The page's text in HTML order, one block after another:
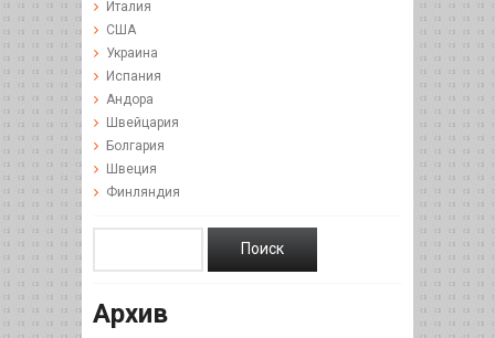
Италия
США
Украина
Испания
Андора
Швейцария
Болгария
Швеция
Финляндия
Архив